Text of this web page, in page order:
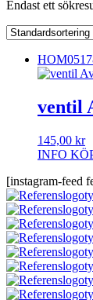
Endast ett
ventil
145,00 kr
INFO
[instagram-feed